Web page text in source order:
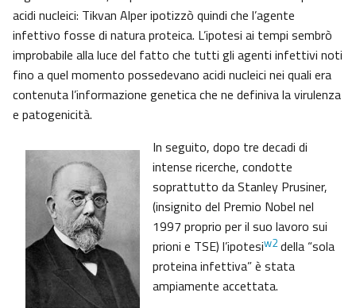
acidi nucleici: Tikvan Alper ipotizzò quindi che l’agente
infettivo fosse di natura proteica. L’ipotesi ai tempi sembrò
improbabile alla luce del fatto che tutti gli agenti infettivi noti
fino a quel momento possedevano acidi nucleici nei quali era
contenuta l’informazione genetica che ne definiva la virulenza
e patogenicità.
In seguito, dopo tre decadi di
intense ricerche, condotte
soprattutto da Stanley Prusiner,
(insignito del Premio Nobel nel
1997 proprio per il suo lavoro sui
prioni e TSE) l’ipotesiw2della “sola
proteina infettiva” è stata
ampiamente accettata.